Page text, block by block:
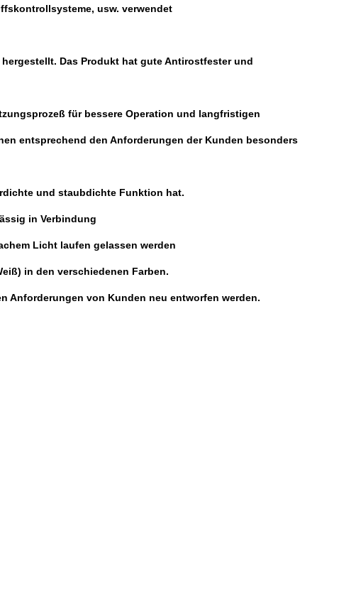
usw. verwendet
Das Produkt hat gute Antirostfester und
für bessere Operation und langfristigen
entsprechend den Anforderungen der Kunden besonders
und staubdichte Funktion hat.
in Verbindung
Licht laufen gelassen werden
in den verschiedenen Farben.
Anforderungen von Kunden neu entworfen werden.